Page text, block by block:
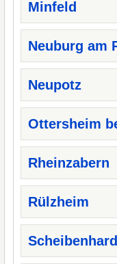
Minfeld
Neuburg am
Neupotz
Ottersheim
Rheinzabern
Rülzheim